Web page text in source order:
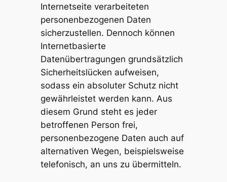
Internetseite verarbeiteten
personenbezogenen Daten
sicherzustellen. Dennoch können
Internetbasierte
Datenübertragungen grundsätzlich
Sicherheitslücken aufweisen,
sodass ein absoluter Schutz nicht
gewährleistet werden kann. Aus
diesem Grund steht es jeder
betroffenen Person frei,
personenbezogene Daten auch auf
alternativen Wegen, beispielsweise
telefonisch, an uns zu übermitteln.